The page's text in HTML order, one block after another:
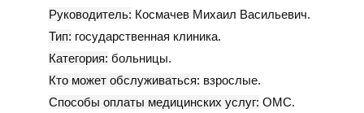
Руководитель: Космачев Михаил Васильевич.
Тип: государственная клиника.
Категория: больницы.
Кто может обслуживаться: взрослые.
Способы оплаты медицинских услуг: ОМС.